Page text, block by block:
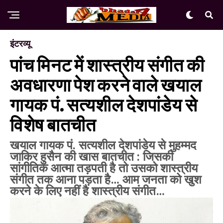
इंटरव्यू
पांच मिनट में शास्त्रीय संगीत की
अवधारणा पेश करने वाले खयाल
गायक पं. सत्यशील देशपांडेय से
विशेष बातचीत
खयाल गायक पं. सत्यशील देशपांडेय से मुहम्मद
जाकिर हुसैन की खास बातचीत : जिसकी
सांगीतिक आत्मा तड़पती है तो उसको शास्त्रीय
संगीत तक आना पड़ता है… आम जनता को खुश
करने के लिए नहीं है शास्त्रीय संगीत…